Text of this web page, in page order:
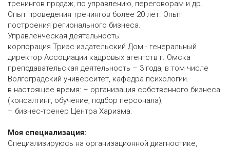
тренингов продаж, по управлению, переговорам и др.
Опыт проведения тренингов более 20 лет. Опыт
построения регионального бизнеса.
Управленческая деятельность:
корпорация Триэс издательский Дом - генеральный
директор Ассоциации кадровых агентств г. Омска
преподавательская деятельность – 3 года, в том числе
Волгоградский университет, кафедра психологии.
в настоящее время: – организация собственного бизнеса
(консалтинг, обучение, подбор персонала);
– бизнес-тренер Центра Харизма.
Моя специализация:
Специализируюсь на организационной диагностике,